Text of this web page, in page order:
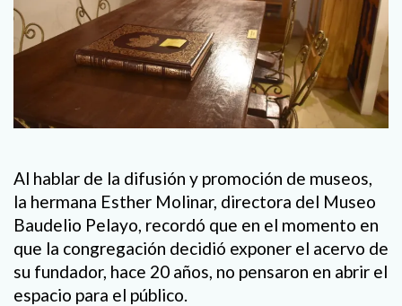
Al hablar de la difusión y promoción de museos,
la hermana Esther Molinar, directora del Museo
Baudelio Pelayo, recordó que en el momento en
que la congregación decidió exponer el acervo de
su fundador, hace 20 años, no pensaron en abrir el
espacio para el público.